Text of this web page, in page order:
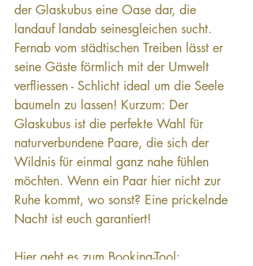
der Glaskubus eine Oase dar, die
landauf landab seinesgleichen sucht.
Fernab vom städtischen Treiben lässt er
seine Gäste förmlich mit der Umwelt
verfliessen - Schlicht ideal um die Seele
baumeln zu lassen! Kurzum: Der
Glaskubus ist die perfekte Wahl für
naturverbundene Paare, die sich der
Wildnis für einmal ganz nahe fühlen
möchten. Wenn ein Paar hier nicht zur
Ruhe kommt, wo sonst? Eine prickelnde
Nacht ist euch garantiert!
Hier geht es zum Booking-Tool: